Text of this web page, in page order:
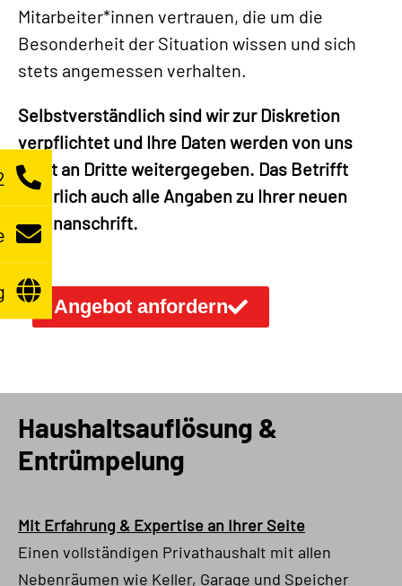
Mitarbeiter*innen vertrauen, die um die
Besonderheit der Situation wissen und sich
stets angemessen verhalten.
Selbstverständlich sind wir zur Diskretion
verpflichtet und Ihre Daten werden von uns
nicht an Dritte weitergegeben. Das Betrifft
natürlich auch alle Angaben zu Ihrer neuen
Wohnanschrift.
Angebot anfordern
Haushaltsauflösung &
Entrümpelung
Mit Erfahrung & Expertise an Ihrer Seite
Einen vollständigen Privathaushalt mit allen
Nebenräumen wie Keller, Garage und Speicher